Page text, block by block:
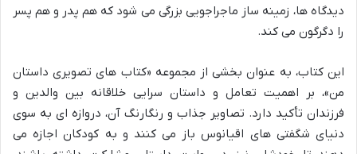
دیدگاه ها، زمینه ساز ماجراجویی بزرگی می شود که هم پدر و هم پسر
را دگرگون می کند.
این کتاب، به عنوان بخشی از مجموعه «کتاب های تصویری داستان
من»، بر اهمیت تعامل و داستان سرایی خلاقانه بین والدین و
فرزندان تأکید دارد. تصاویر جذاب و رنگارنگ آن، دروازه ای به سوی
دنیای شگفتی های اقیانوس باز می کنند و به کودکان اجازه می